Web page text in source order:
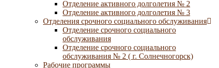
Отделение активного долголетия № 2
Отделение активного долголетия № 3
Отделения срочного социального обслуживания
Отделение срочного социального
обслуживания
Отделение срочного социального
обслуживания № 2 ( г. Солнечногорск)
Рабочие программы